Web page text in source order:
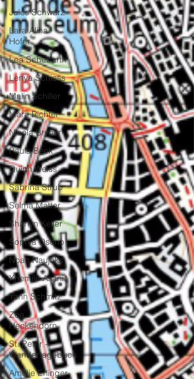
Jules Schwarz
Lara Alina
Hofer
Lea Schubarth
Lenya Schiess
Malin Schiller
Mara Richter
Nicola Bryner
Paula Beck
Quinn Weiss
Sabrina Strub
Selma Matter
Sharlyn Keller
Sophia Osorio
Noah Naujoks
Xhemile Asani
Yann Schmitz
Zoe
Heckendorn
St. Peter -
Wandertagebuch
Amelie Erlinger